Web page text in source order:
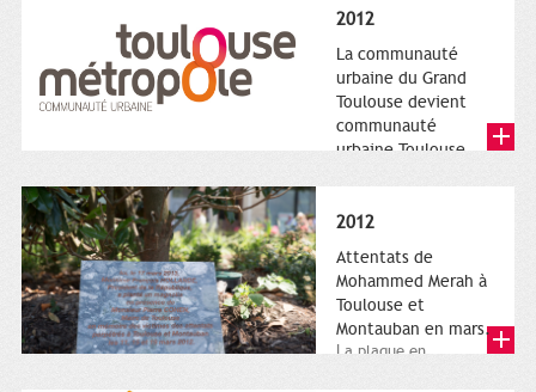
2012
La communauté
urbaine du Grand
Toulouse devient
communauté
urbaine Toulouse
Métropole,
représentant l'anneau
de Moëbius.
2012
Attentats de
Mohammed Merah à
Toulouse et
Montauban en mars.
La plaque en